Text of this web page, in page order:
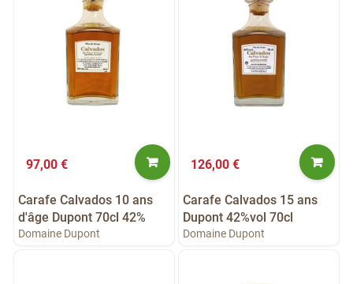
97,00 €
Carafe Calvados 10 ans
d'âge Dupont 70cl 42%
Domaine Dupont
126,00 €
Carafe Calvados 15 ans
Dupont 42%vol 70cl
Domaine Dupont